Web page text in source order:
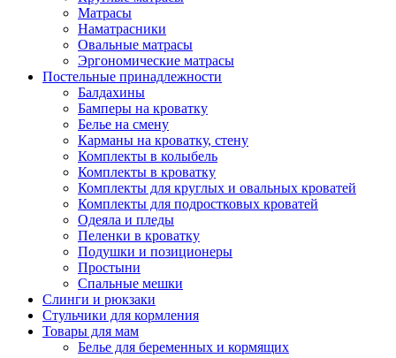
Матрасы
Наматрасники
Овальные матрасы
Эргономические матрасы
Постельные принадлежности
Балдахины
Бамперы на кроватку
Белье на смену
Карманы на кроватку, стену
Комплекты в колыбель
Комплекты в кроватку
Комплекты для круглых и овальных кроватей
Комплекты для подростковых кроватей
Одеяла и пледы
Пеленки в кроватку
Подушки и позиционеры
Простыни
Спальные мешки
Слинги и рюкзаки
Стульчики для кормления
Товары для мам
Белье для беременных и кормящих